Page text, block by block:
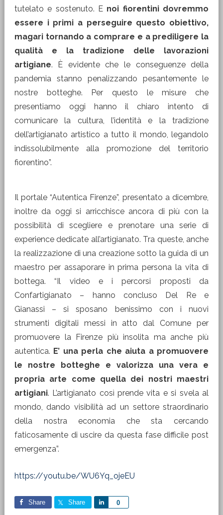
tutelato e sostenuto. E noi fiorentini dovremmo
essere i primi a perseguire questo obiettivo,
magari tornando a comprare e a prediligere la
qualità e la tradizione delle lavorazioni
artigiane. È evidente che le conseguenze della
pandemia stanno penalizzando pesantemente le
nostre botteghe. Per questo le misure che
presentiamo oggi hanno il chiaro intento di
comunicare la cultura, l’identità e la tradizione
dell’artigianato artistico a tutto il mondo, legandolo
indissolubilmente alla promozione del territorio
fiorentino”.
Il portale “Autentica Firenze”, presentato a dicembre,
inoltre da oggi si arricchisce ancora di più con la
possibilità di scegliere e prenotare una serie di
experience dedicate all’artigianato. Tra queste, anche
la realizzazione di una creazione sotto la guida di un
maestro per assaporare in prima persona la vita di
bottega. “Il video e i percorsi proposti da
Confartigianato – hanno concluso
Del Re e
Gianassi – si sposano benissimo con i nuovi
strumenti digitali messi in atto dal Comune per
promuovere la Firenze più insolita ma anche più
autentica. E’ una perla che aiuta a promuovere
le nostre botteghe e valorizza una vera e
propria arte come quella dei nostri maestri
artigiani. L’artigianato così prende vita e si svela al
mondo, dando visibilità ad un settore straordinario
della nostra economia che sta cercando
faticosamente di uscire da questa fase difficile post
emergenza”.
https://youtu.be/WU6Yq_ojeEU
Share Share 0
Share